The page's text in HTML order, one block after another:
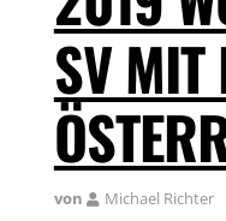
SV MIT
von Michael Richter